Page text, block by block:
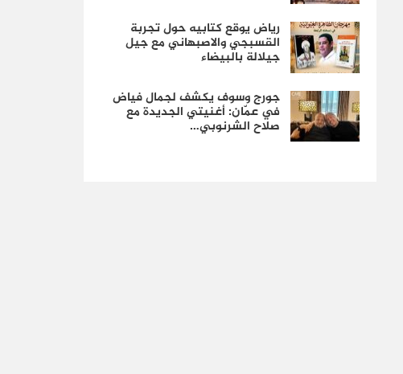
رياض يوقع كتابيه حول تجربة
القسبجي والاصبهاني مع جيل
جيلالة بالبيضاء
جورج وسوف يكشف لجمال فياض
في عمّان: أغنيتي الجديدة مع
صلاح الشرنوبي…